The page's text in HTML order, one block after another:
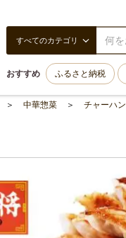
すべてのカテゴリ
おすすめ ふるさと納税
中華惣菜 チャーハン